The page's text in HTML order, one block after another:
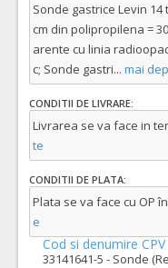
Sonde gastrice Levin
cm din polipropilena =
arente cu linia
c; Sonde gastri... mai
CONDITII DE LIVRARE:
Livrarea se va face in
te
CONDITII DE PLATA:
Plata se va face cu OP
e
Cod si denumire CPV
33141641-5 - Sonde